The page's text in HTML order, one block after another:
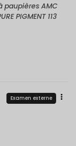
paupières AMC
PIGMENT 113
Examen externe